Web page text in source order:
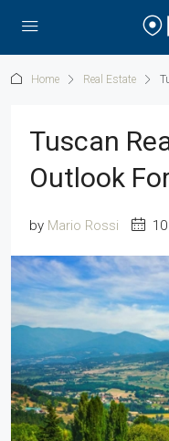
Home Real Estate
Tuscan
Outlook
by Mario Rossi